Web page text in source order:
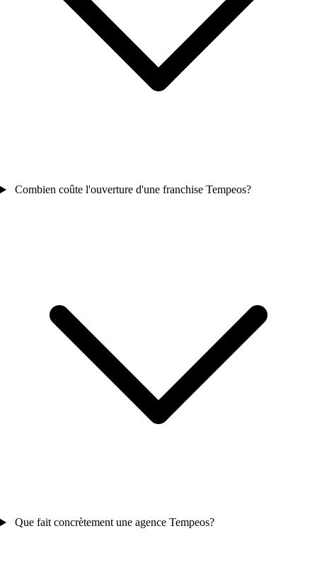
Combien coûte l'ouverture d'une franchise Tempeos?
Que fait concrètement une agence Tempeos?